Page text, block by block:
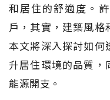
和居住的舒適度。
戶，其實，建築風格
本文將深入探討如何
升居住環境的品質，
能源開支。